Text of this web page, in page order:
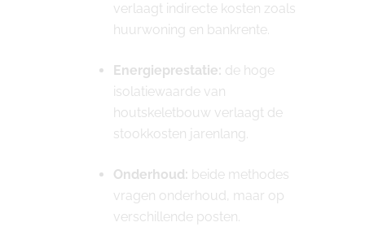
verlaagt indirecte kosten zoals
huurwoning en bankrente.
Energieprestatie: de hoge
isolatiewaarde van
houtskeletbouw verlaagt de
stookkosten jarenlang.
Onderhoud: beide methodes
vragen onderhoud, maar op
verschillende posten.